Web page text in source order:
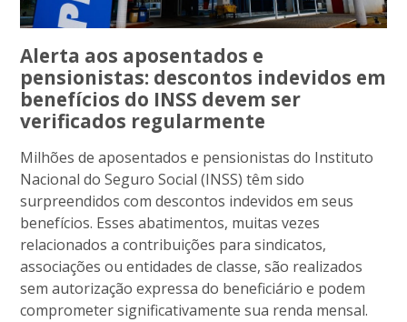
Alerta aos aposentados e
pensionistas: descontos indevidos em
benefícios do INSS devem ser
verificados regularmente
Milhões de aposentados e pensionistas do Instituto
Nacional do Seguro Social (INSS) têm sido
surpreendidos com descontos indevidos em seus
benefícios. Esses abatimentos, muitas vezes
relacionados a contribuições para sindicatos,
associações ou entidades de classe, são realizados
sem autorização expressa do beneficiário e podem
comprometer significativamente sua renda mensal.